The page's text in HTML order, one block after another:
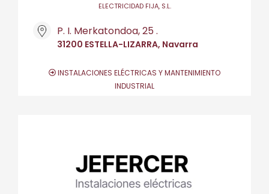
ELECTRICIDAD FIJA, S.L.
P. I. Merkatondoa, 25 .
31200 ESTELLA-LIZARRA, Navarra
INSTALACIONES ELÉCTRICAS Y MANTENIMIENTO
INDUSTRIAL